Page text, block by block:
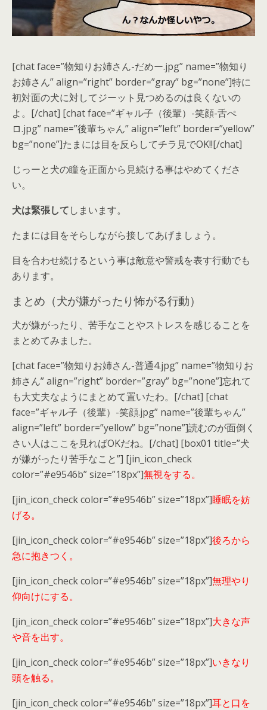
[chat face=”物知りお姉さん-だめー.jpg” name=”物知り
お姉さん” align=”right” border=”gray” bg=”none”]特に
初対面の犬に対してジーット見つめるのは良くないの
よ。[/chat] [chat face=”ギャル子（後輩）-笑顔-舌ぺ
ロ.jpg” name=”後輩ちゃん” align=”left” border=”yellow”
bg=”none”]たまには目を反らしてチラ見でOK!![/chat]
じっーと犬の瞳を正面から見続ける事はやめてくださ
い。
犬は緊張してしまいます。
たまには目をそらしながら接してあげましょう。
目を合わせ続けるという事は敵意や警戒を表す行動でも
あります。
まとめ（犬が嫌がったり怖がる行動）
犬が嫌がったり、苦手なことやストレスを感じることを
まとめてみました。
[chat face=”物知りお姉さん-普通4.jpg” name=”物知りお
姉さん” align=”right” border=”gray” bg=”none”]忘れて
も大丈夫なようにまとめて置いたわ。[/chat] [chat
face=”ギャル子（後輩）-笑顔.jpg” name=”後輩ちゃん”
align=”left” border=”yellow” bg=”none”]読むのが面倒く
さい人はここを見ればOKだね。[/chat] [box01 title=”犬
が嫌がったり苦手なこと”] [jin_icon_check
color=”#e9546b” size=”18px”]無視をする。
[jin_icon_check color=”#e9546b” size=”18px”]睡眠を妨
げる。
[jin_icon_check color=”#e9546b” size=”18px”]後ろから
急に抱きつく。
[jin_icon_check color=”#e9546b” size=”18px”]無理やり
仰向けにする。
[jin_icon_check color=”#e9546b” size=”18px”]大きな声
や音を出す。
[jin_icon_check color=”#e9546b” size=”18px”]いきなり
頭を触る。
[jin_icon_check color=”#e9546b” size=”18px”]耳と口を